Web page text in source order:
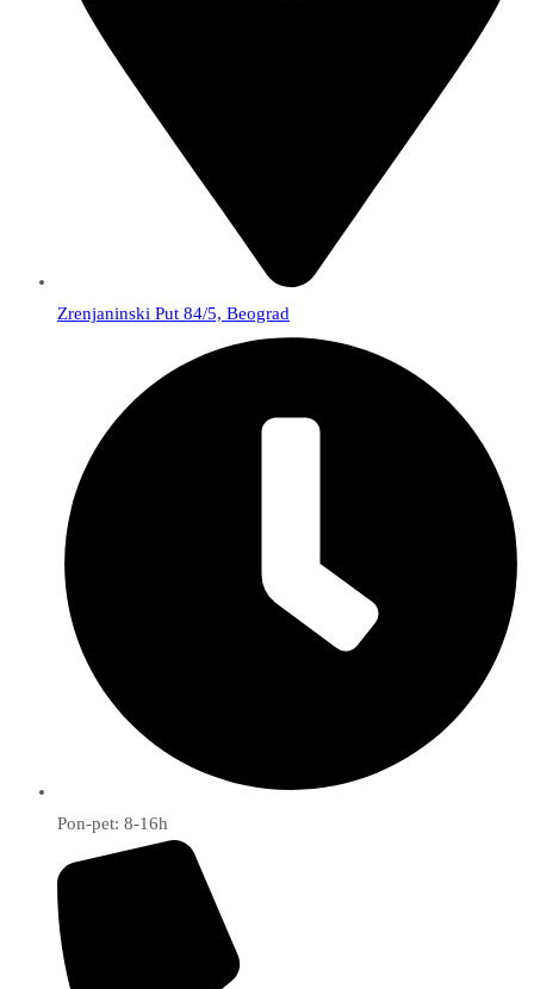
Zrenjaninski Put 84/5, Beograd
Pon-pet: 8-16h